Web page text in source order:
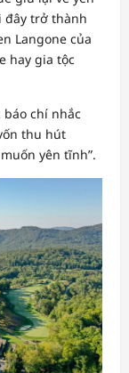
đây trở thành
Langone của
hay gia tộc
chí nhắc
thu hút
yên tĩnh”.